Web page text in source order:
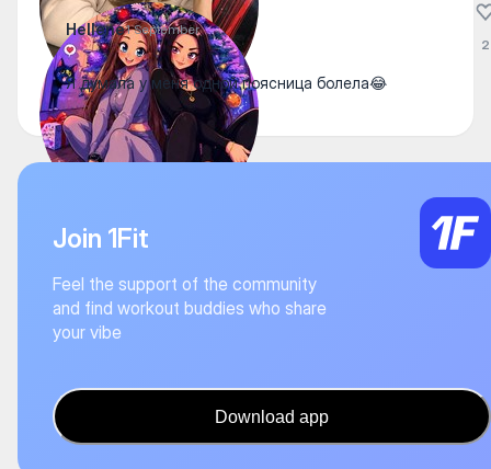
Hellene1 September
Я думала у меня одной поясница болела😂
2
Join 1Fit
Feel the support of the community
and find workout buddies who share
your vibe
Download app